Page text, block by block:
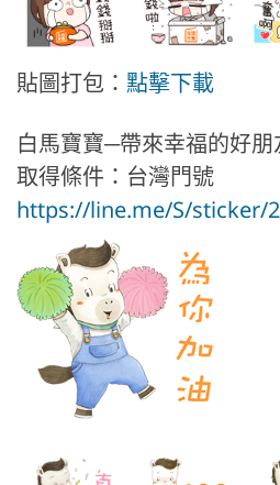
貼圖打包： 點擊下載
白馬寶寶─帶來幸福的好朋
取得條件：台灣門號
https://line.me/S/sticker/